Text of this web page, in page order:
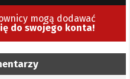
mogą dodawać
do swojego konta!